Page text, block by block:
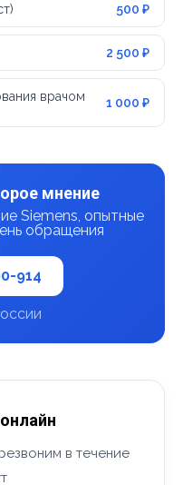
500 ₽
2 500 ₽
врачом
1 000 ₽
мнение
Siemens, опытные
обращения
914
в течение